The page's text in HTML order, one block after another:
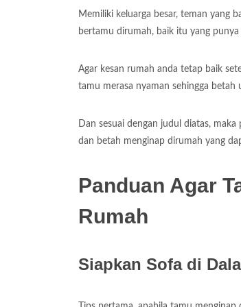
Memiliki keluarga besar, teman yang
bertamu dirumah, baik itu yang
Agar kesan rumah anda tetap baik
tamu merasa nyaman sehingga
Dan sesuai dengan judul diatas,
dan betah menginap dirumah yang
Panduan Agar
Rumah
Siapkan Sofa di